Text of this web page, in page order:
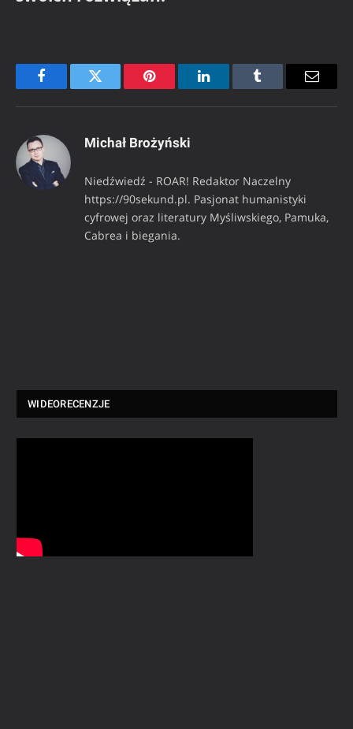
FacebookTwitter Pinterest LinkedInTumblr Email
Michał Brożyński
Niedźwiedź - ROAR! Redaktor Naczelny
https://90sekund.pl. Pasjonat humanistyki
cyfrowej oraz literatury Myśliwskiego, Pamuka,
Cabrea i biegania.
WIDEORECENZJE